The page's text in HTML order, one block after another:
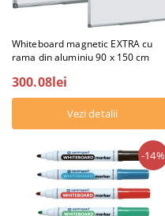
Whiteboard magnetic EXTRA cu
rama din aluminiu 90 x 150 cm
300.08lei
Vezi detalii
-14%